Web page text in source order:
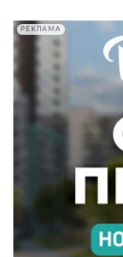
РЕКЛАМА